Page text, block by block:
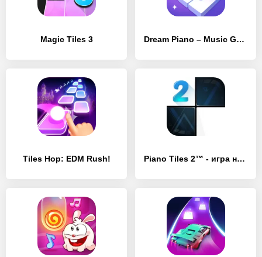
Magic Tiles 3 Dream Piano – Music Game
Tiles Hop: EDM Rush! Piano Tiles 2™ - игра на рояле